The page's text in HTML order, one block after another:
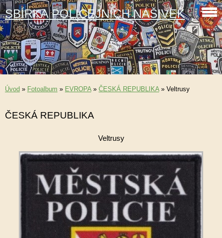
SBÍRKA POLICEJNÍCH NÁŠIVEK
Úvod » Fotoalbum » EVROPA» ČESKÁ REPUBLIKA» Veltrusy
ČESKÁ REPUBLIKA
Veltrusy